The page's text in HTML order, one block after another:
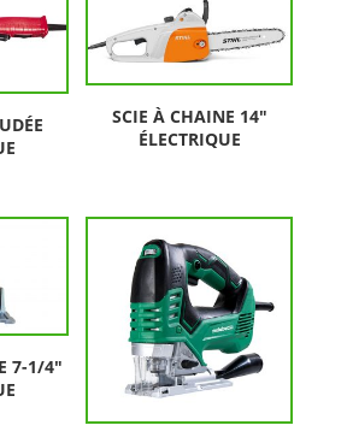
SCIE À CHAINE 14″
ÉLECTRIQUE
7-1/4″